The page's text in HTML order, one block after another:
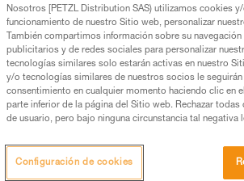
Nosotros [PETZL Distribution SAS) utilizamos cookies
funcionamiento de nuestro Sitio web, personalizar
También compartimos información sobre su
publicitarios y de redes sociales para personalizar
tecnologías similares solo estarán activas en nuestro
y/o tecnologías similares de nuestros socios le
consentimiento en cualquier momento haciendo clic en
parte inferior de la página del Sitio web. Rechazar
de usuario, pero bajo ninguna circunstancia tal
Configuración de cookies